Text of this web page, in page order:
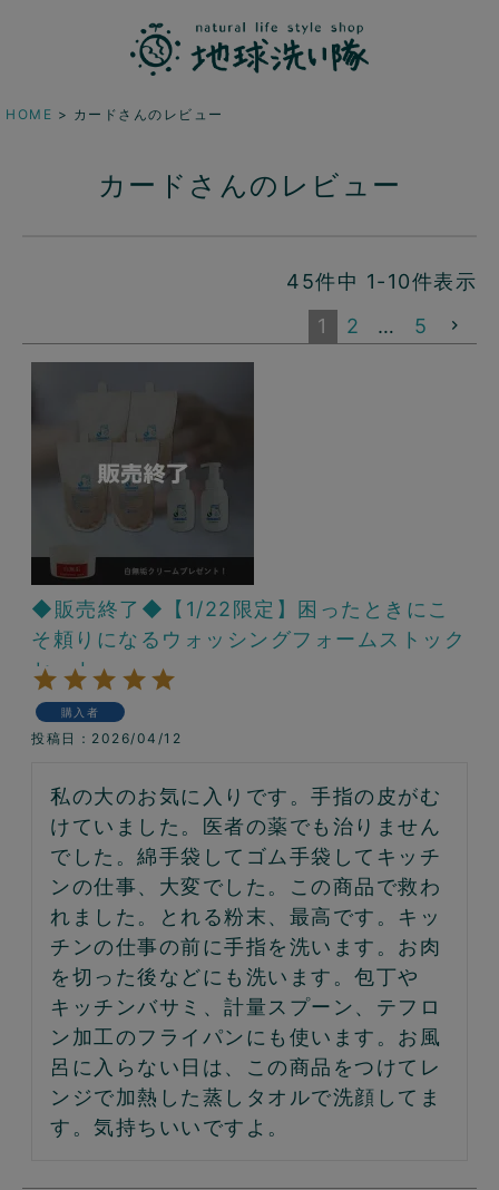
HOME カードさんのレビュー
カードさんのレビュー
45件中 1-10件表示
1
2 … 5
◆販売終了◆【1/22限定】困ったときにこ
そ頼りになるウォッシングフォームストック
セット
購入者
投稿日 2026/04/12
私の大のお気に入りです。手指の皮がむ
けていました。医者の薬でも治りません
でした。綿手袋してゴム手袋してキッチ
ンの仕事、大変でした。この商品で救わ
れました。とれる粉末、最高です。キッ
チンの仕事の前に手指を洗います。お肉
を切った後などにも洗います。包丁や
キッチンバサミ、計量スプーン、テフロ
ン加工のフライパンにも使います。お風
呂に入らない日は、この商品をつけてレ
ンジで加熱した蒸しタオルで洗顔してま
す。気持ちいいですよ。